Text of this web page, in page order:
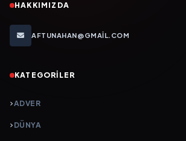
HAKKIMIZDA
AFTUNAHAN@GMAIL.COM
KATEGORILER
ADVER
DÜNYA